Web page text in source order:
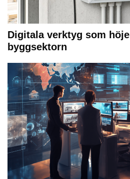
Digitala verktyg som
byggsektorn